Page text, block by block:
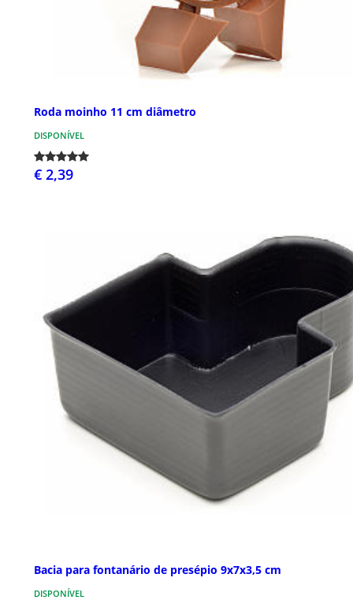
Roda moinho 11 cm diâmetro
DISPONÍVEL
€ 2,39
Bacia para fontanário de presépio 9x7x3,5 cm
DISPONÍVEL